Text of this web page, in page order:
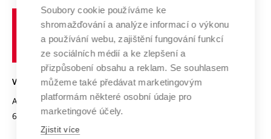
Výzkumné infrastruktury
Transfer znalostí
Open Science
Projekty
Projekty ze strukturálních fondů
Specifický výzkum
Spolupráce se školami
Služby univerzity
Mezinárodní dohody
Univerzitní sítě
Profil univerzity
Udržitelná univerzita
Podnikavá univerzita / ContriBUTe
Bezpečná univerzita
Vyznamenání
Organizační struktura
učení
technické
VYSOKÉ UČENÍ TECHNICKÉ V BRNĚ
Antonínská 548/1
602 00 Brno
www.vut.cz
vut@vutbr.cz
Soubory cookie používáme ke
shromažďování a analýze informací o výkonu
a používání webu, zajištění fungování funkcí
ze sociálních médií a ke zlepšení a
přizpůsobení obsahu a reklam. Se souhlasem
můžeme také předávat marketingovým
platformám některé osobní údaje pro
marketingové účely.
Zjistit více